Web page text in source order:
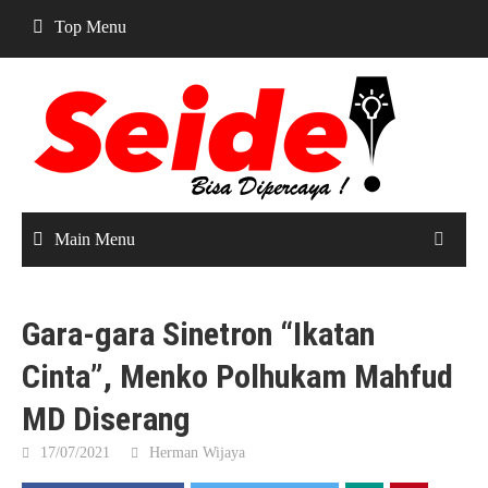
content
Top Menu
Main Menu
Gara-gara Sinetron “Ikatan
Cinta”, Menko Polhukam Mahfud
MD Diserang
17/07/2021 Herman Wijaya